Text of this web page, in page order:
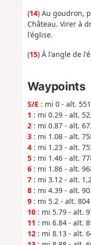
(14) Au goudron,
Château. Virer à
l'église.
(15) À l'angle de
Waypoints
S/E : mi 0 - alt.
1 : mi 0.29 - alt.
2: mi 0.87 - alt.
3: mi 1.08 - alt.
4: mi 1.23 - alt.
5: mi 1.46 - alt.
6: mi 1.86 - alt.
7: mi 3.12 - alt.
8: mi 4.39 - alt.
9: mi 5.2 - alt.
10: mi 5.79 - alt.
11 : mi 6.84 - alt.
12: mi 8.13 - alt.